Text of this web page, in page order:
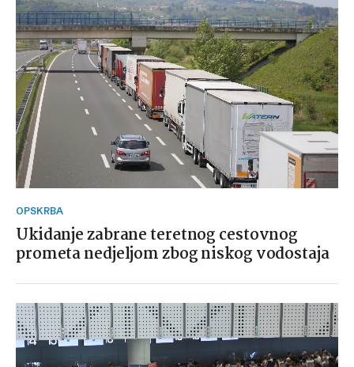
OPSKRBA
Ukidanje zabrane teretnog cestovnog
prometa nedjeljom zbog niskog vodostaja